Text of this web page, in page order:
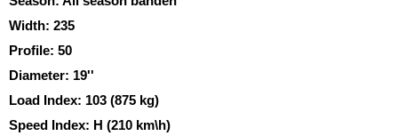
Width: 235
Profile: 50
Diameter: 19''
Load Index: 103 (875 kg)
Speed Index: H (210 km\h)